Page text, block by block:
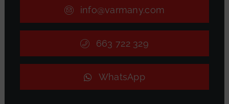
info@varmany.com
663 722 329
WhatsApp